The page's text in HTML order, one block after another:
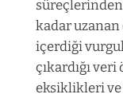
kadar uzanan
içerdiği
çıkardığı
eksiklikleri